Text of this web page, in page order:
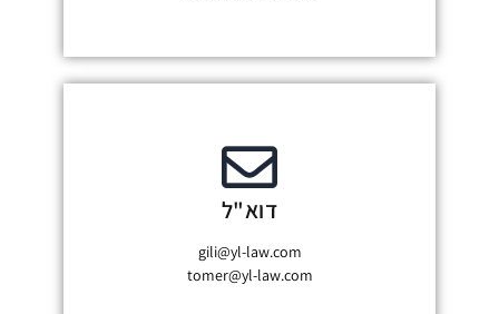
דוא"ל
gili@yl-law.com
tomer@yl-law.com